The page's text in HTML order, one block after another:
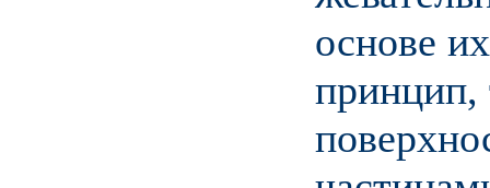
основе
принцип,